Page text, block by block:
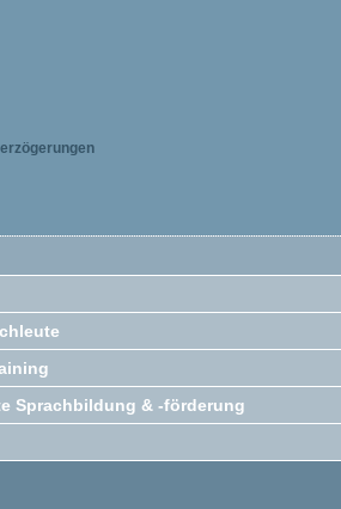
Sprachbildung & -förderung